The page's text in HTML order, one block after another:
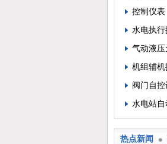
控制仪表
水电执
气动液压
机组辅
阀门自控
水电站
热点新闻